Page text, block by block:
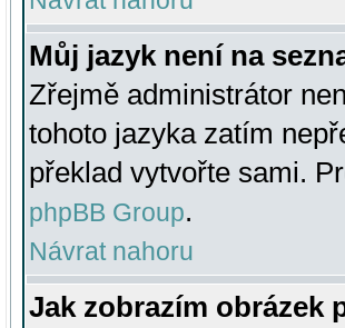
Můj jazyk není na
Zřejmě administrátor
tohoto jazyka zatím
překlad vytvořte sami.
phpBB Group.
Návrat nahoru
Jak zobrazím obrázek